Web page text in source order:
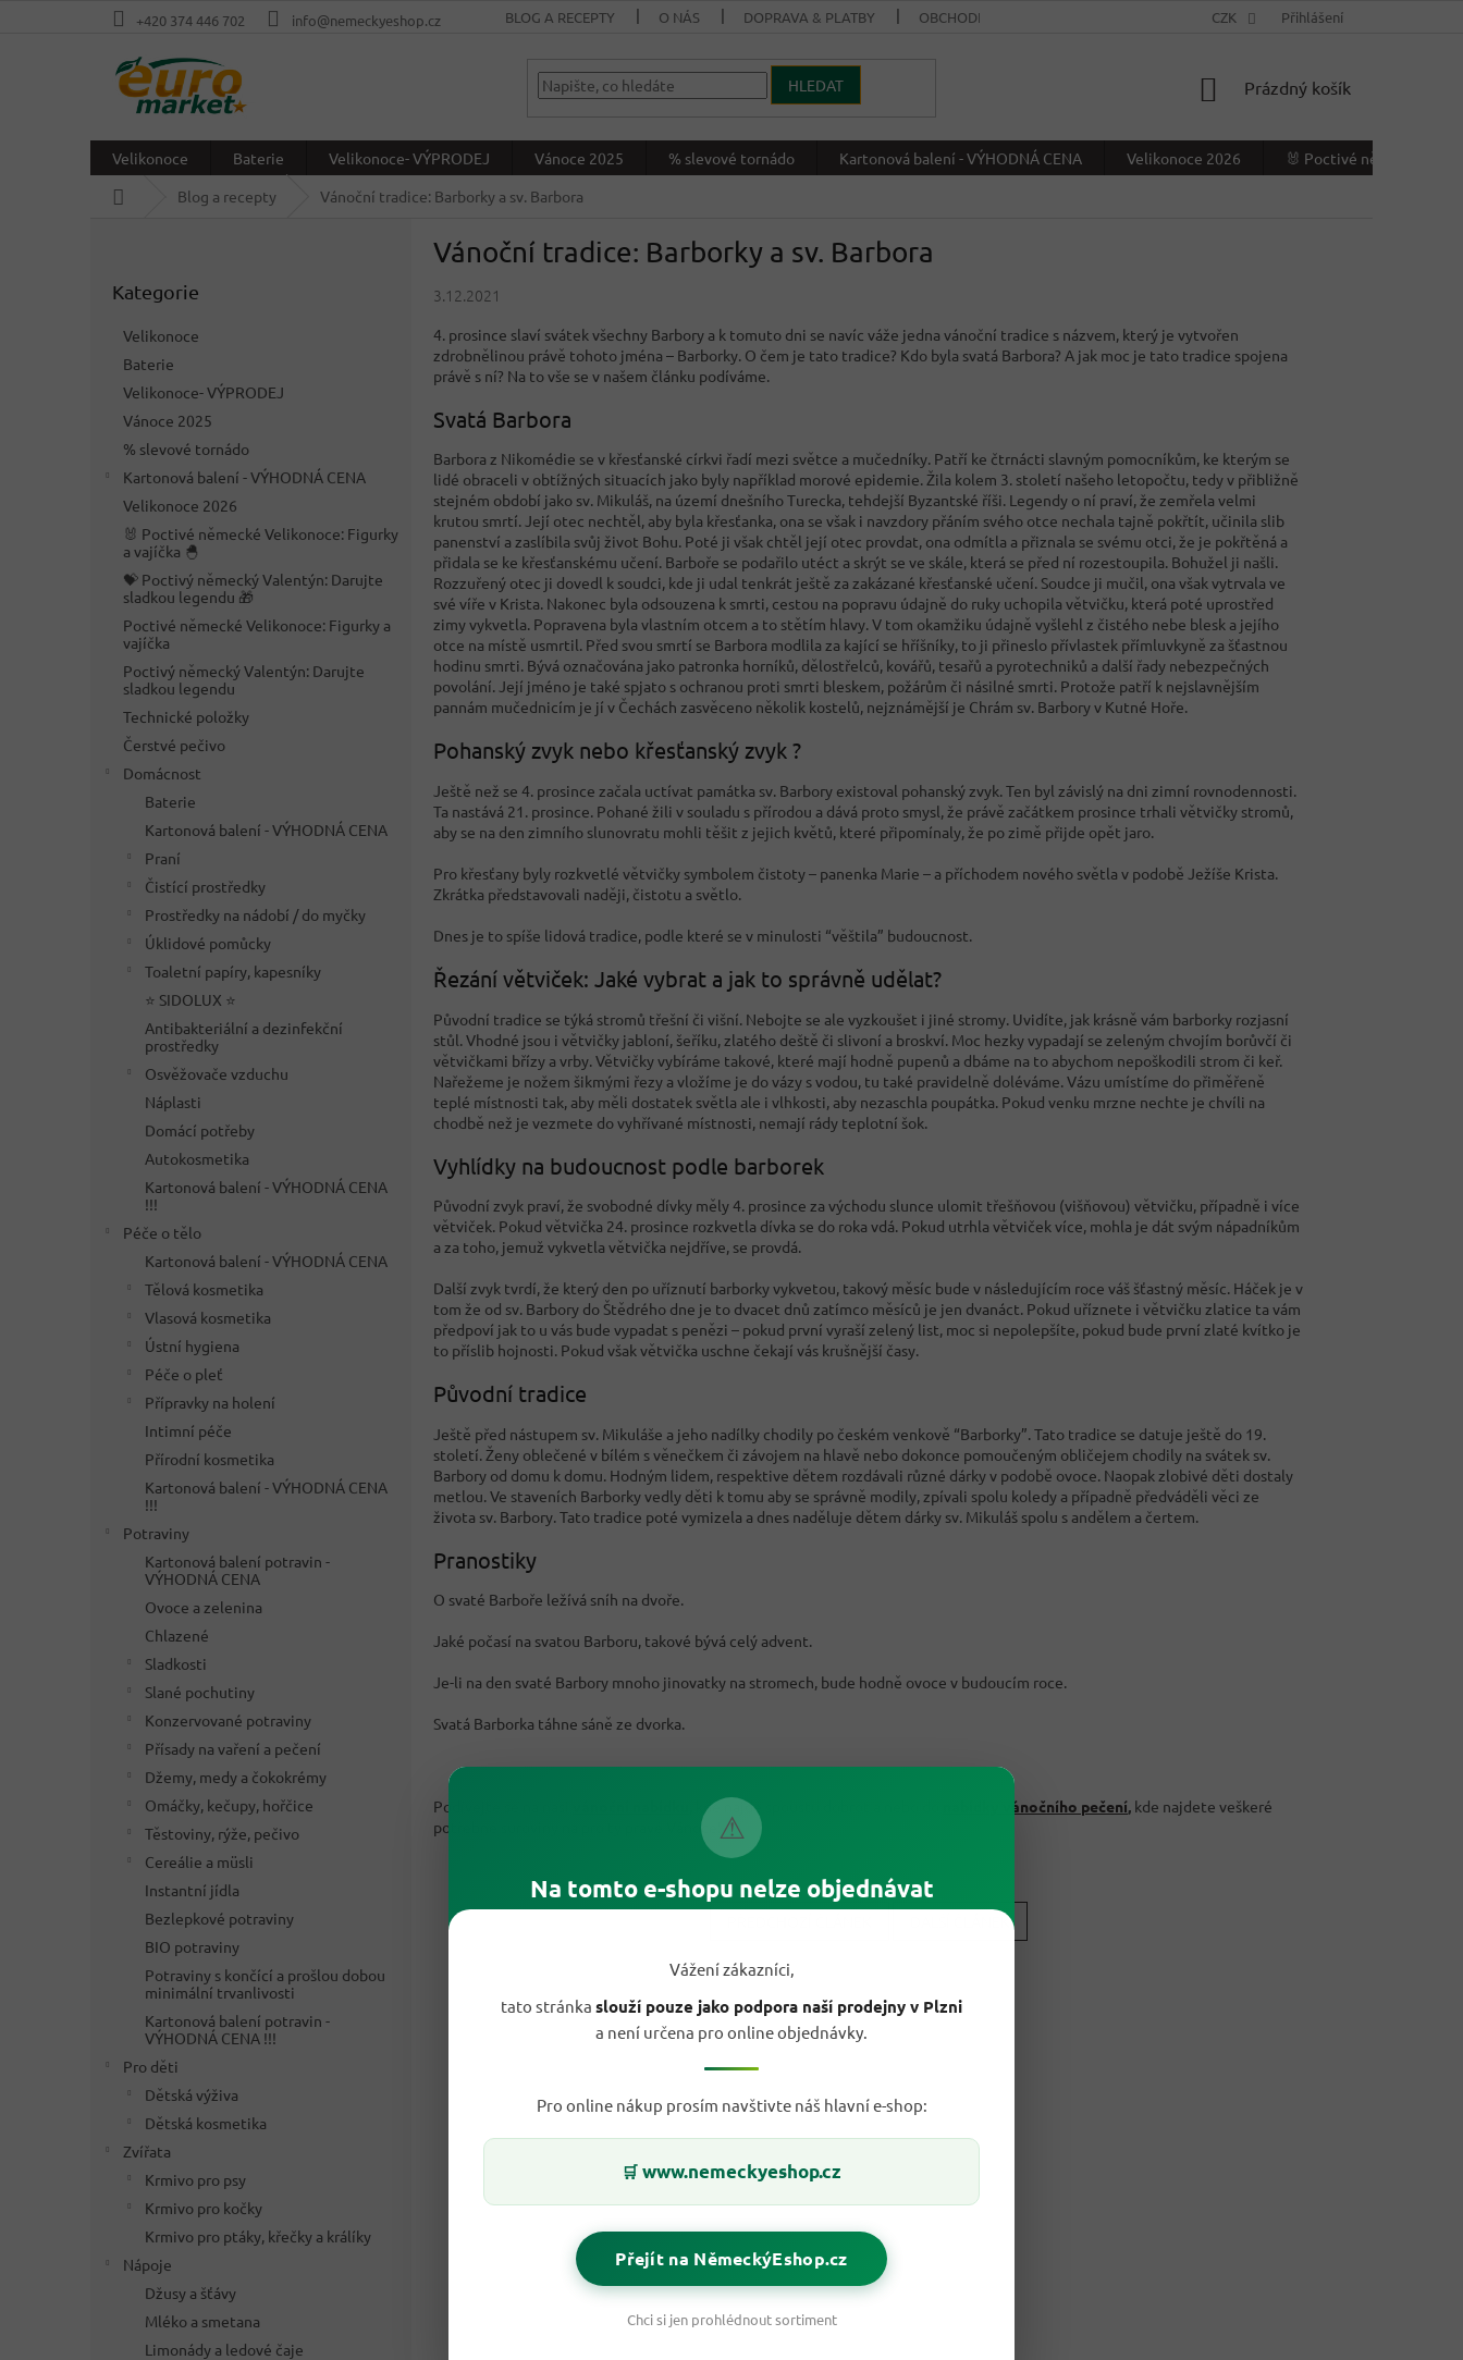
⚠
Na tomto e-shopu nelze objednávat
Vážení zákazníci,
tato stránka slouží pouze jako podpora naší prodejny v Plzni
a není určena pro online objednávky.
Pro online nákup prosím navštivte náš hlavní e-shop:
🛒 www.nemeckyeshop.cz
Přejít na NěmeckýEshop.cz
Chci si jen prohlédnout sortiment
+420 374 446 702 info@nemeckyeshop.cz BLOG A RECEPTY O NÁS DOPRAVA & PLATBY OBCHODNÍ PODMÍNKY VÝDEJNÍ MÍSTO
CZK Přihlášení
HLEDAT
NÁKUPNÍ
Prázdný košík
Velikonoce Baterie Velikonoce- VÝPRODEJ Vánoce 2025 % slevové tornádo Kartonová balení - VÝHODNÁ CENA Velikonoce 2026
🐰 Poctivé německé
Blog a recepty Vánoční tradice: Barborky a sv. Barbora
kategorie
Kategorie
Velikonoce
Baterie
Velikonoce- VÝPRODEJ
Vánoce 2025
% slevové tornádo
Kartonová balení - VÝHODNÁ CENA
Velikonoce 2026
🐰 Poctivé německé Velikonoce: Figurky
a vajíčka 🐣
💝 Poctivý německý Valentýn: Darujte
sladkou legendu 🎁
Poctivé německé Velikonoce: Figurky a
vajíčka
Poctivý německý Valentýn: Darujte
sladkou legendu
Technické položky
Čerstvé pečivo
Domácnost
Baterie
Kartonová balení - VÝHODNÁ CENA
Praní
Čistící prostředky
Prostředky na nádobí / do myčky
Úklidové pomůcky
Toaletní papíry, kapesníky
⭐ SIDOLUX ⭐
Antibakteriální a dezinfekční
prostředky
Osvěžovače vzduchu
Náplasti
Domácí potřeby
Autokosmetika
Kartonová balení - VÝHODNÁ CENA
!!!
Péče o tělo
Kartonová balení - VÝHODNÁ CENA
Tělová kosmetika
Vlasová kosmetika
Ústní hygiena
Péče o pleť
Přípravky na holení
Intimní péče
Přírodní kosmetika
Kartonová balení - VÝHODNÁ CENA
!!!
Potraviny
Kartonová balení potravin -
VÝHODNÁ CENA
Ovoce a zelenina
Chlazené
Sladkosti
Slané pochutiny
Konzervované potraviny
Přísady na vaření a pečení
Džemy, medy a čokokrémy
Omáčky, kečupy, hořčice
Těstoviny, rýže, pečivo
Cereálie a müsli
Instantní jídla
Bezlepkové potraviny
BIO potraviny
Potraviny s končící a prošlou dobou
minimální trvanlivosti
Kartonová balení potravin -
VÝHODNÁ CENA !!!
Pro děti
Dětská výživa
Dětská kosmetika
Zvířata
Krmivo pro psy
Krmivo pro kočky
Krmivo pro ptáky, křečky a králíky
Nápoje
Džusy a šťávy
Mléko a smetana
Limonády a ledové čaje
Vánoční tradice: Barborky a sv. Barbora
3.12.2021
4. prosince slaví svátek všechny Barbory a k tomuto dni se navíc váže jedna vánoční tradice s názvem, který je vytvořen
zdrobnělinou právě tohoto jména – Barborky. O čem je tato tradice? Kdo byla svatá Barbora? A jak moc je tato tradice spojena
právě s ní? Na to vše se v našem článku podíváme.
Svatá Barbora
Barbora z Nikomédie se v křesťanské církvi řadí mezi světce a mučedníky. Patří ke čtrnácti slavným pomocníkům, ke kterým se
lidé obraceli v obtížných situacích jako byly například morové epidemie. Žila kolem 3. století našeho letopočtu, tedy v přibližně
stejném období jako sv. Mikuláš, na území dnešního Turecka, tehdejší Byzantské říši. Legendy o ní praví, že zemřela velmi
krutou smrtí. Její otec nechtěl, aby byla křesťanka, ona se však i navzdory přáním svého otce nechala tajně pokřtít, učinila slib
panenství a zaslíbila svůj život Bohu. Poté ji však chtěl její otec provdat, ona odmítla a přiznala se svému otci, že je pokřtěná a
přidala se ke křesťanskému učení. Barboře se podařilo utéct a skrýt se ve skále, která se před ní rozestoupila. Bohužel ji našli.
Rozzuřený otec ji dovedl k soudci, kde ji udal tenkrát ještě za zakázané křesťanské učení. Soudce ji mučil, ona však vytrvala ve
své víře v Krista. Nakonec byla odsouzena k smrti, cestou na popravu údajně do ruky uchopila větvičku, která poté uprostřed
zimy vykvetla. Popravena byla vlastním otcem a to stětím hlavy. V tom okamžiku údajně vyšlehl z čistého nebe blesk a jejího
otce na místě usmrtil. Před svou smrtí se Barbora modlila za kající se hříšníky, to ji přineslo přívlastek přímluvkyně za šťastnou
hodinu smrti. Bývá označována jako patronka horníků, dělostřelců, kovářů, tesařů a pyrotechniků a další řady nebezpečných
povolání. Její jméno je také spjato s ochranou proti smrti bleskem, požárům či násilné smrti. Protože patří k nejslavnějším
pannám mučednicím je jí v Čechách zasvěceno několik kostelů, nejznámější je Chrám sv. Barbory v Kutné Hoře.
Pohanský zvyk nebo křesťanský zvyk ?
Ještě než se 4. prosince začala uctívat památka sv. Barbory existoval pohanský zvyk. Ten byl závislý na dni zimní rovnodennosti.
Ta nastává 21. prosince. Pohané žili v souladu s přírodou a dává proto smysl, že právě začátkem prosince trhali větvičky stromů,
aby se na den zimního slunovratu mohli těšit z jejich květů, které připomínaly, že po zimě přijde opět jaro.
Pro křesťany byly rozkvetlé větvičky symbolem čistoty – panenka Marie – a příchodem nového světla v podobě Ježíše Krista.
Zkrátka představovali naději, čistotu a světlo.
Dnes je to spíše lidová tradice, podle které se v minulosti “věštila” budoucnost.
Řezání větviček: Jaké vybrat a jak to správně udělat?
Původní tradice se týká stromů třešní či višní. Nebojte se ale vyzkoušet i jiné stromy. Uvidíte, jak krásně vám barborky rozjasní
stůl. Vhodné jsou i větvičky jabloní, šeříku, zlatého deště či slivoní a broskví. Moc hezky vypadají se zeleným chvojím borůvčí či
větvičkami břízy a vrby. Větvičky vybíráme takové, které mají hodně pupenů a dbáme na to abychom nepoškodili strom či keř.
Nařežeme je nožem šikmými řezy a vložíme je do vázy s vodou, tu také pravidelně doléváme. Vázu umístíme do přiměřeně
teplé místnosti tak, aby měli dostatek světla ale i vlhkosti, aby nezaschla poupátka. Pokud venku mrzne nechte je chvíli na
chodbě než je vezmete do vyhřívané místnosti, nemají rády teplotní šok.
Vyhlídky na budoucnost podle barborek
Původní zvyk praví, že svobodné dívky měly 4. prosince za východu slunce ulomit třešňovou (višňovou) větvičku, případně i více
větviček. Pokud větvička 24. prosince rozkvetla dívka se do roka vdá. Pokud utrhla větviček více, mohla je dát svým nápadníkům
a za toho, jemuž vykvetla větvička nejdříve, se provdá.
Další zvyk tvrdí, že který den po uříznutí barborky vykvetou, takový měsíc bude v následujícím roce váš šťastný měsíc. Háček je v
tom že od sv. Barbory do Štědrého dne je to dvacet dnů zatímco měsíců je jen dvanáct. Pokud uříznete i větvičku zlatice ta vám
předpoví jak to u vás bude vypadat s penězi – pokud první vyraší zelený list, moc si nepolepšíte, pokud bude první zlaté kvítko je
to příslib hojnosti. Pokud však větvička uschne čekají vás krušnější časy.
Původní tradice
Ještě před nástupem sv. Mikuláše a jeho nadílky chodily po českém venkově “Barborky”. Tato tradice se datuje ještě do 19.
století. Ženy oblečené v bílém s věnečkem či závojem na hlavě nebo dokonce pomoučeným obličejem chodily na svátek sv.
Barbory od domu k domu. Hodným lidem, respektive dětem rozdávali různé dárky v podobě ovoce. Naopak zlobivé děti dostaly
metlou. Ve staveních Barborky vedly děti k tomu aby se správně modily, zpívali spolu koledy a případně předváděli věci ze
života sv. Barbory. Tato tradice poté vymizela a dnes naděluje dětem dárky sv. Mikuláš spolu s andělem a čertem.
Pranostiky
O svaté Barboře ležívá sníh na dvoře.
Jaké počasí na svatou Barboru, takové bývá celý advent.
Je-li na den svaté Barbory mnoho jinovatky na stromech, bude hodně ovoce v budoucím roce.
Svatá Barborka táhne sáně ze dvorka.
Podívejte se na naši kde najde spoustu dobrot a nebo do nabídky vánočního pečení, kde najdete veškeré
potřebné suroviny na pro ty pravé Vánoce!
DALŠÍ ČLÁNEK